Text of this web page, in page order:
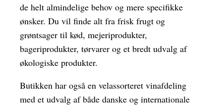
de helt almindelige behov og mere specifikke
ønsker. Du vil finde alt fra frisk frugt og
grøntsager til kød, mejeriprodukter,
bageriprodukter, tørvarer og et bredt udvalg af
økologiske produkter.
Butikken har også en velassorteret vinafdeling
med et udvalg af både danske og internationale